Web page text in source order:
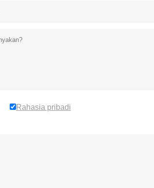
Rahasia pribadi